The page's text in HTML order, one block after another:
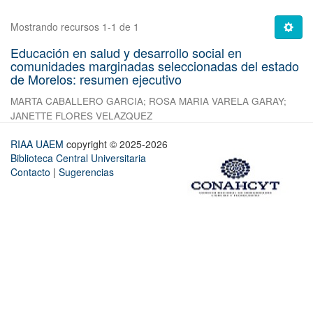
Mostrando recursos 1-1 de 1
Educación en salud y desarrollo social en
comunidades marginadas seleccionadas del estado
de Morelos: resumen ejecutivo
MARTA CABALLERO GARCIA; ROSA MARIA VARELA GARAY;
JANETTE FLORES VELAZQUEZ
RIAA UAEM copyright © 2025-2026
Biblioteca Central Universitaria
Contacto | Sugerencias